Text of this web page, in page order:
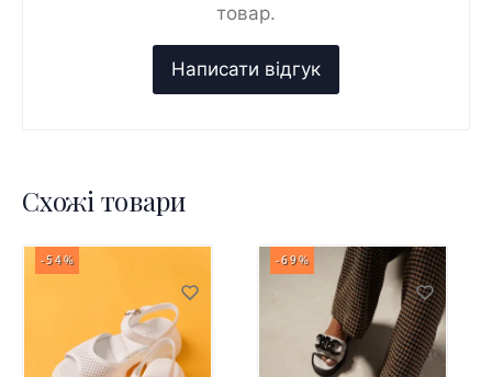
товар.
Схожі товари
-54% -69%